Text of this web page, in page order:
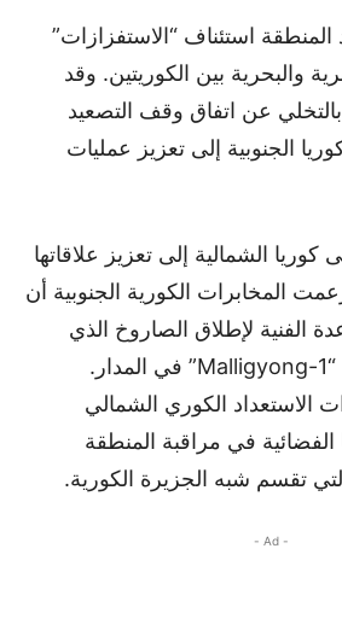
استئناف “الاستفزازات”
والبحرية بين الكوريتين. وقد
عن اتفاق وقف التصعيد
الجنوبية إلى تعزيز عمليات
الشمالية إلى تعزيز علاقاتها
المخابرات الكورية الجنوبية أن
الفنية لإطلاق الصاروخ الذي
وضع القمر الصناعي “Malligyong-1” في المدار.
الاستعداد الكوري الشمالي
الفضائية في مراقبة المنطقة
تقسم شبه الجزيرة الكورية.
- Ad -